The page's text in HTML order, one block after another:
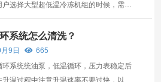
户选择大型超低温冷冻机组的时候，需要
体参数以便后期选型。
系统怎么清洗？
9日
665
环系统统油泵，低温循环，压力表稳定后
温过程中注意升温速率不要过快，以压